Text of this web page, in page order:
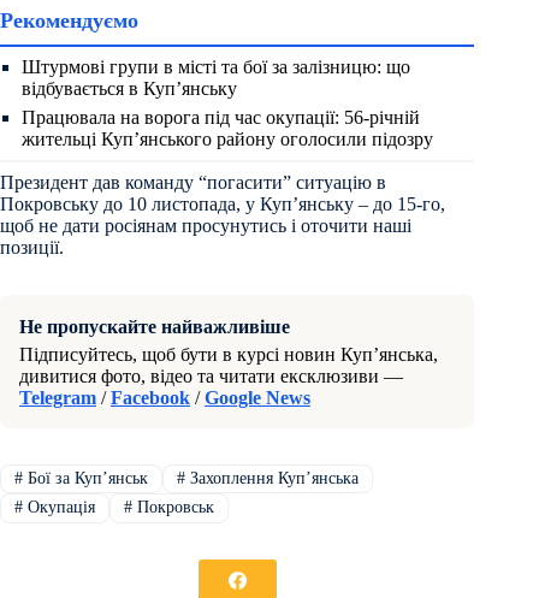
Рекомендуємо
Штурмові групи в місті та бої за залізницю: що
відбувається в Куп’янську
Працювала на ворога під час окупації: 56-річній
жительці Куп’янського району оголосили підозру
Президент дав команду “погасити” ситуацію в
Покровську до 10 листопада, у Куп’янську – до 15-го,
щоб не дати росіянам просунутись і оточити наші
позиції.
Не пропускайте найважливіше
Підписуйтесь, щоб бути в курсі новин Куп’янська,
дивитися фото, відео та читати ексклюзиви —
Telegram /Facebook /Google News
#Бої за Купʼянськ #Захоплення Купʼянська
#Окупація #Покровськ